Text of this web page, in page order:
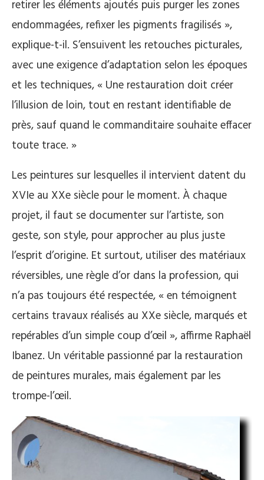
retirer les éléments ajoutés puis purger les zones
endommagées, refixer les pigments fragilisés »,
explique-t-il. S’ensuivent les retouches picturales,
avec une exigence d’adaptation selon les époques
et les techniques, « Une restauration doit créer
l’illusion de loin, tout en restant identifiable de
près, sauf quand le commanditaire souhaite effacer
toute trace. »
Les peintures sur lesquelles il intervient datent du
XVIe au XXe siècle pour le moment. À chaque
projet, il faut se documenter sur l’artiste, son
geste, son style, pour approcher au plus juste
l’esprit d’origine. Et surtout, utiliser des matériaux
réversibles, une règle d’or dans la profession, qui
n’a pas toujours été respectée, « en témoignent
certains travaux réalisés au XXe siècle, marqués et
repérables d’un simple coup d’œil », affirme Raphaël
Ibanez. Un véritable passionné par la restauration
de peintures murales, mais également par les
trompe-l’œil.